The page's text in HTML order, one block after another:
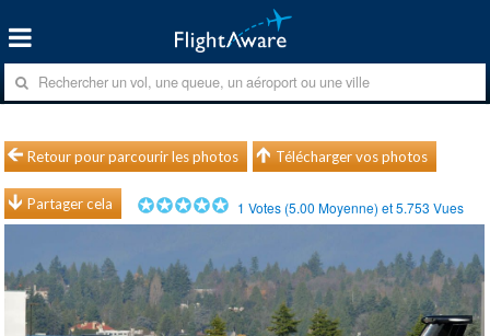
Retour pour parcourir les photos Télécharger vos photos
Partager cela 1 Votes (5.00 Moyenne) et5.753 Vues